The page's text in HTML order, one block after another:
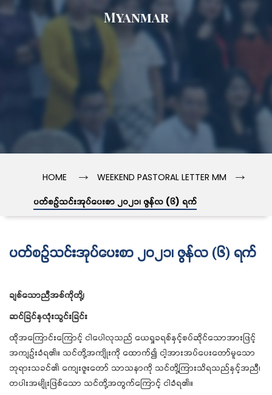
Myanmar
HOME → WEEKEND PASTORAL LETTER MM →
ပတ်စဉ်သင်းအုပ်ပေးစာ ၂၀၂၁၊ ဇွန်လ (၆) ရက်
ပတ်စဉ်သင်းအုပ်ပေးစာ ၂၀၂၁၊ ဇွန်လ (၆) ရက်
ချစ်သောညီအစ်ကိုတို့၊
ဆင်ခြင်နှလုံးသွင်းခြင်း
ထိုအကြောင်းကြောင့် ငါပေါလုသည် ယေရှုခရစ်နှင့်စပ်ဆိုင်သောအားဖြင့်
အကျဉ်းခံရ၏။ သင်တို့အကျိုးကို ထောက်၍ ငါ့အားအပ်ပေးတော်မူသော
ဘုရားသခင်၏ ကျေးဇူးတော် သာသနာကို သင်တို့ကြားသိရသည်နှင့်အညီ၊
တပါးအမျိုးဖြစ်သော သင်တို့အတွက်ကြောင့် ငါခံရ၏။